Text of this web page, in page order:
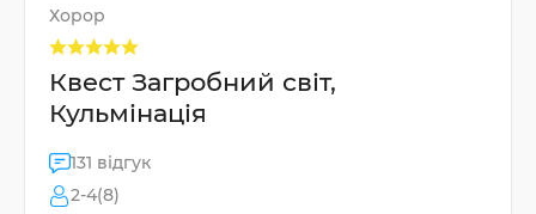
Хорор
Квест Загробний світ,
Кульмінація
131 відгук
2-4(8)